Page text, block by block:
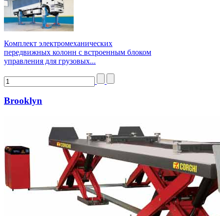
Комплект электромеханических
передвижных колонн с встроенным блоком
управления для грузовых...
Brooklyn